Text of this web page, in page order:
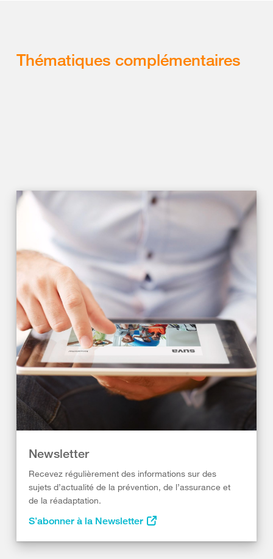
Thématiques complémentaires
Newsletter
Recevez régulièrement des informations sur des
sujets d’actualité de la prévention, de l’assurance et
de la réadaptation.
S’abonner à la Newsletter